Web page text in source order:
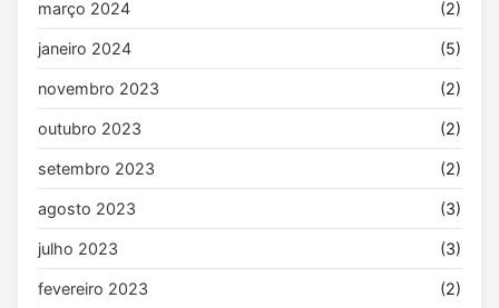
março 2024 (2)
janeiro 2024 (5)
novembro 2023 (2)
outubro 2023 (2)
setembro 2023 (2)
agosto 2023 (3)
julho 2023 (3)
fevereiro 2023 (2)